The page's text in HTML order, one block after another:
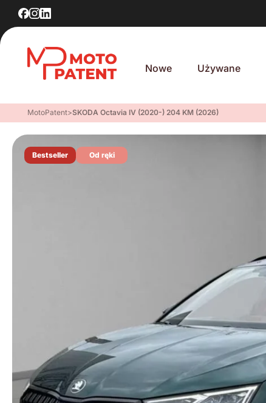
Nowe Używane
MotoPatent>SKODA Octavia IV (2020-) 204 KM (2026)
Bestseller Od ręki